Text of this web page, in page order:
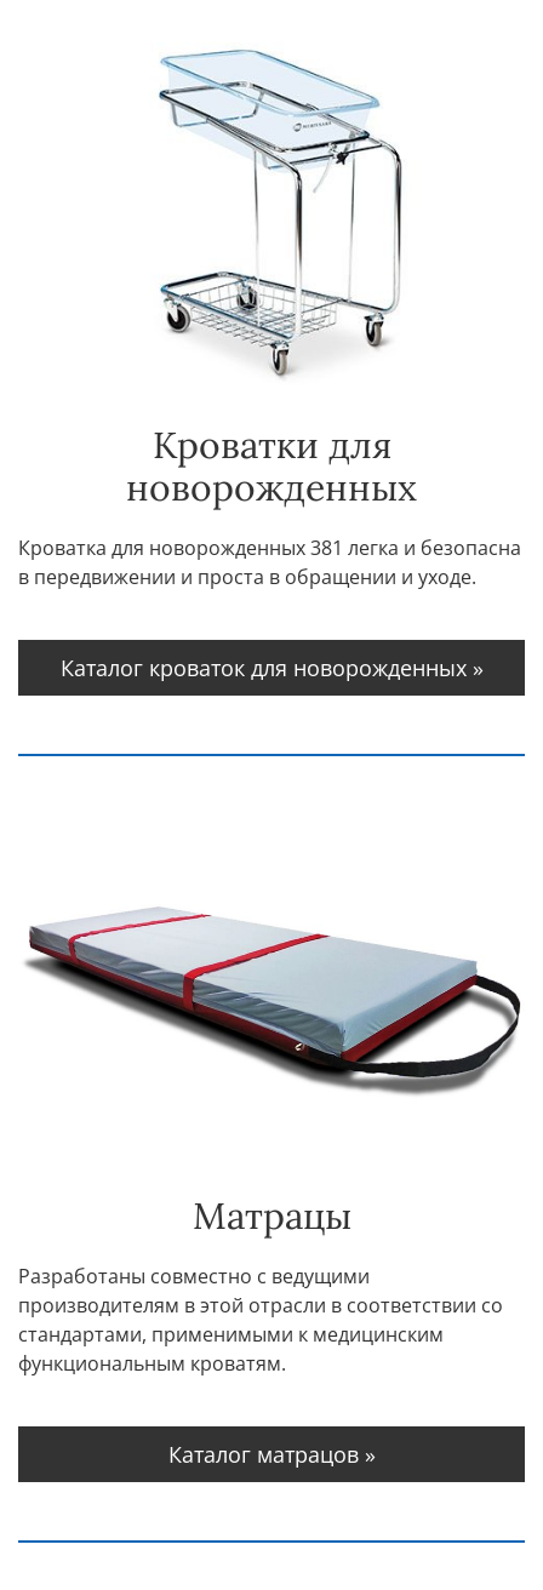
Кроватки для
новорожденных
Кроватка для новорожденных 381 легка и безопасна
в передвижении и проста в обращении и уходе.
Каталог кроваток для новорожденных »
Матрацы
Разработаны совместно с ведущими
производителям в этой отрасли в соответствии со
стандартами, применимыми к медицинским
функциональным кроватям.
Каталог матрацов »